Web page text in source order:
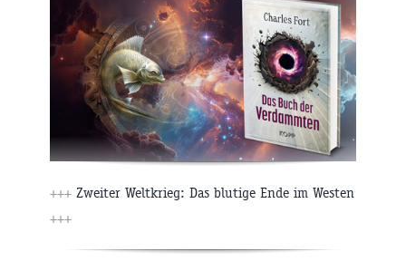
+++ Zweiter Weltkrieg: Das blutige Ende im Westen
+++